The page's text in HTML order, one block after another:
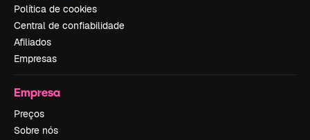
Política de cookies
Central de confiabilidade
Afiliados
Empresas
Empresa
Preços
Sobre nós